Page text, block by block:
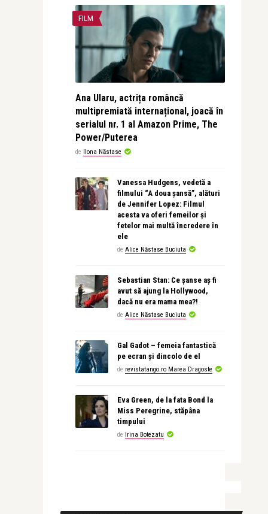
FILM
Ana Ularu, actrița româncă
multipremiată internațional, joacă în
serialul nr. 1 al Amazon Prime, The
Power/Puterea
de Ilona Năstase
Vanessa Hudgens, vedetă a
filmului “A doua șansă”, alături
de Jennifer Lopez: Filmul
acesta va oferi femeilor și
fetelor mai multă încredere în
ele
de Alice Năstase Buciuta
Sebastian Stan: Ce șanse aș fi
avut să ajung la Hollywood,
dacă nu era mama mea?!
de Alice Năstase Buciuta
Gal Gadot – femeia fantastică
pe ecran și dincolo de el
de revistatango.ro Marea Dragoste
Eva Green, de la fata Bond la
Miss Peregrine, stăpâna
timpului
de Irina Botezatu